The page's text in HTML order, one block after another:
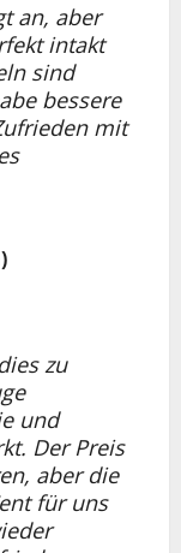
an, aber
intakt
sind
bessere
mit
zu
und
Der Preis
aber die
für uns